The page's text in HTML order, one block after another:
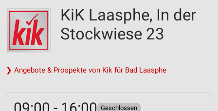
KiK Laasphe, In der
Stockwiese 23
❯ Angebote & Prospekte von Kik für Bad Laasphe
Geschlossen